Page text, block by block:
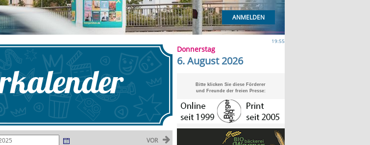
ANMELDEN
VOR
19:55
Donnerstag
6. August 2026
Bitte klicken Sie diese Förderer
und Freunde der freien Presse: